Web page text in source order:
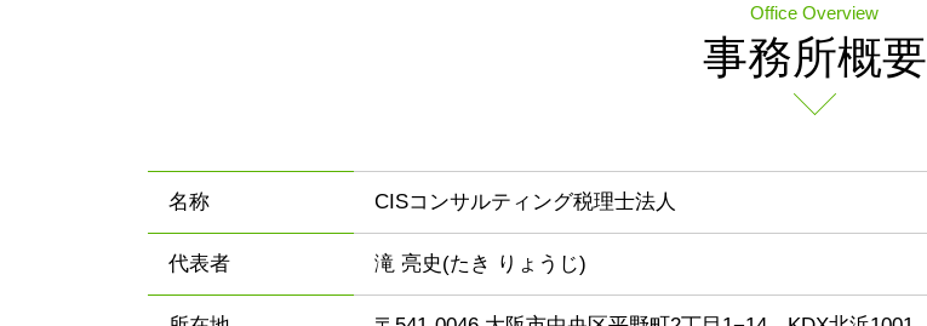
Office Overview
事務所概要
名称 CISコンサルティング税理士法人
代表者 滝 亮史(たき りょうじ)